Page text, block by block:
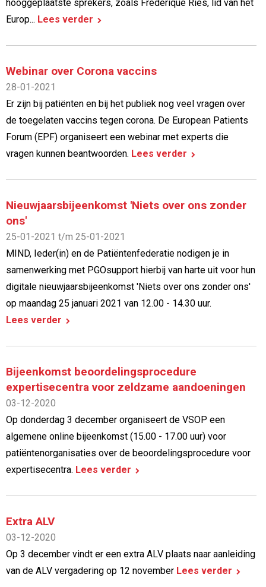
hooggeplaatste sprekers, zoals Frédérique Ries, lid van het
Europ... Lees verder
Webinar over Corona vaccins
28-01-2021
Er zijn bij patiënten en bij het publiek nog veel vragen over
de toegelaten vaccins tegen corona. De European Patients
Forum (EPF) organiseert een webinar met experts die
vragen kunnen beantwoorden. Lees verder
Nieuwjaarsbijeenkomst 'Niets over ons zonder
ons'
25-01-2021 t/m 25-01-2021
MIND, Ieder(in) en de Patiëntenfederatie nodigen je in
samenwerking met PGOsupport hierbij van harte uit voor hun
digitale nieuwjaarsbijeenkomst 'Niets over ons zonder ons'
op maandag 25 januari 2021 van 12.00 - 14.30 uur.
Lees verder
Bijeenkomst beoordelingsprocedure
expertisecentra voor zeldzame aandoeningen
03-12-2020
Op donderdag 3 december organiseert de VSOP een
algemene online bijeenkomst (15.00 - 17.00 uur) voor
patiëntenorganisaties over de beoordelingsprocedure voor
expertisecentra. Lees verder
Extra ALV
03-12-2020
Op 3 december vindt er een extra ALV plaats naar aanleiding
van de ALV vergadering op 12 november Lees verder